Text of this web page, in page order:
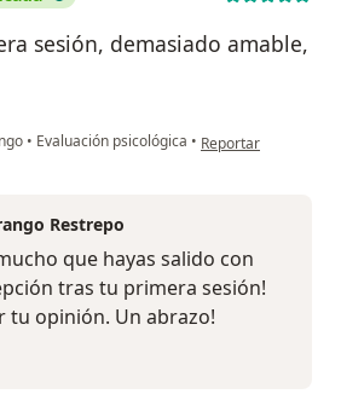
sesión, demasiado amable,
• Evaluación psicológica • en opinión del
Reportar
Restrepo
que hayas salido con
tras tu primera sesión!
tu opinión. Un abrazo!